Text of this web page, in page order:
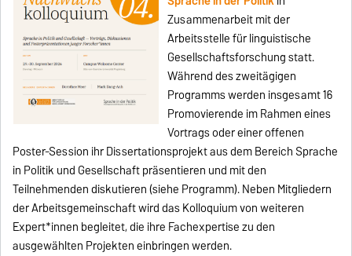
Zusammenarbeit mit der
Arbeitsstelle für linguistische
Gesellschaftsforschung statt.
Während des zweitägigen
Programms werden insgesamt 16
Promovierende im Rahmen eines
Vortrags oder einer offenen
Poster-Session ihr Dissertationsprojekt aus dem Bereich Sprache
in Politik und Gesellschaft präsentieren und mit den
Teilnehmenden diskutieren (siehe Programm). Neben Mitgliedern
der Arbeitsgemeinschaft wird das Kolloquium von weiteren
Expert*innen begleitet, die ihre Fachexpertise zu den
ausgewählten Projekten einbringen werden.